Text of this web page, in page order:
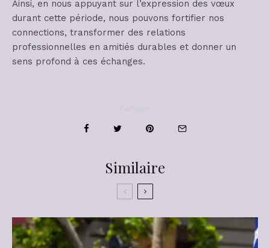
Ainsi, en nous appuyant sur l’expression des vœux
durant cette période, nous pouvons fortifier nos
connections, transformer des relations
professionnelles en amitiés durables et donner un
sens profond à ces échanges.
Similaire